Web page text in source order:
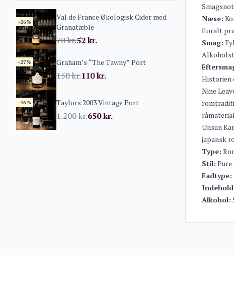
-26%
Val de France Økologisk Cider med
Granatæble
70kr.52kr.
-27% Graham’s “The Tawny” Port
150kr.110kr.
-46% Taylors 2003 Vintage Port
1.200kr.650kr.
Næse:
floralt
Smag:
Historien
Nine
Unsun
japansk
Type:
Stil: Pure
Fadtype:
Alkohol: